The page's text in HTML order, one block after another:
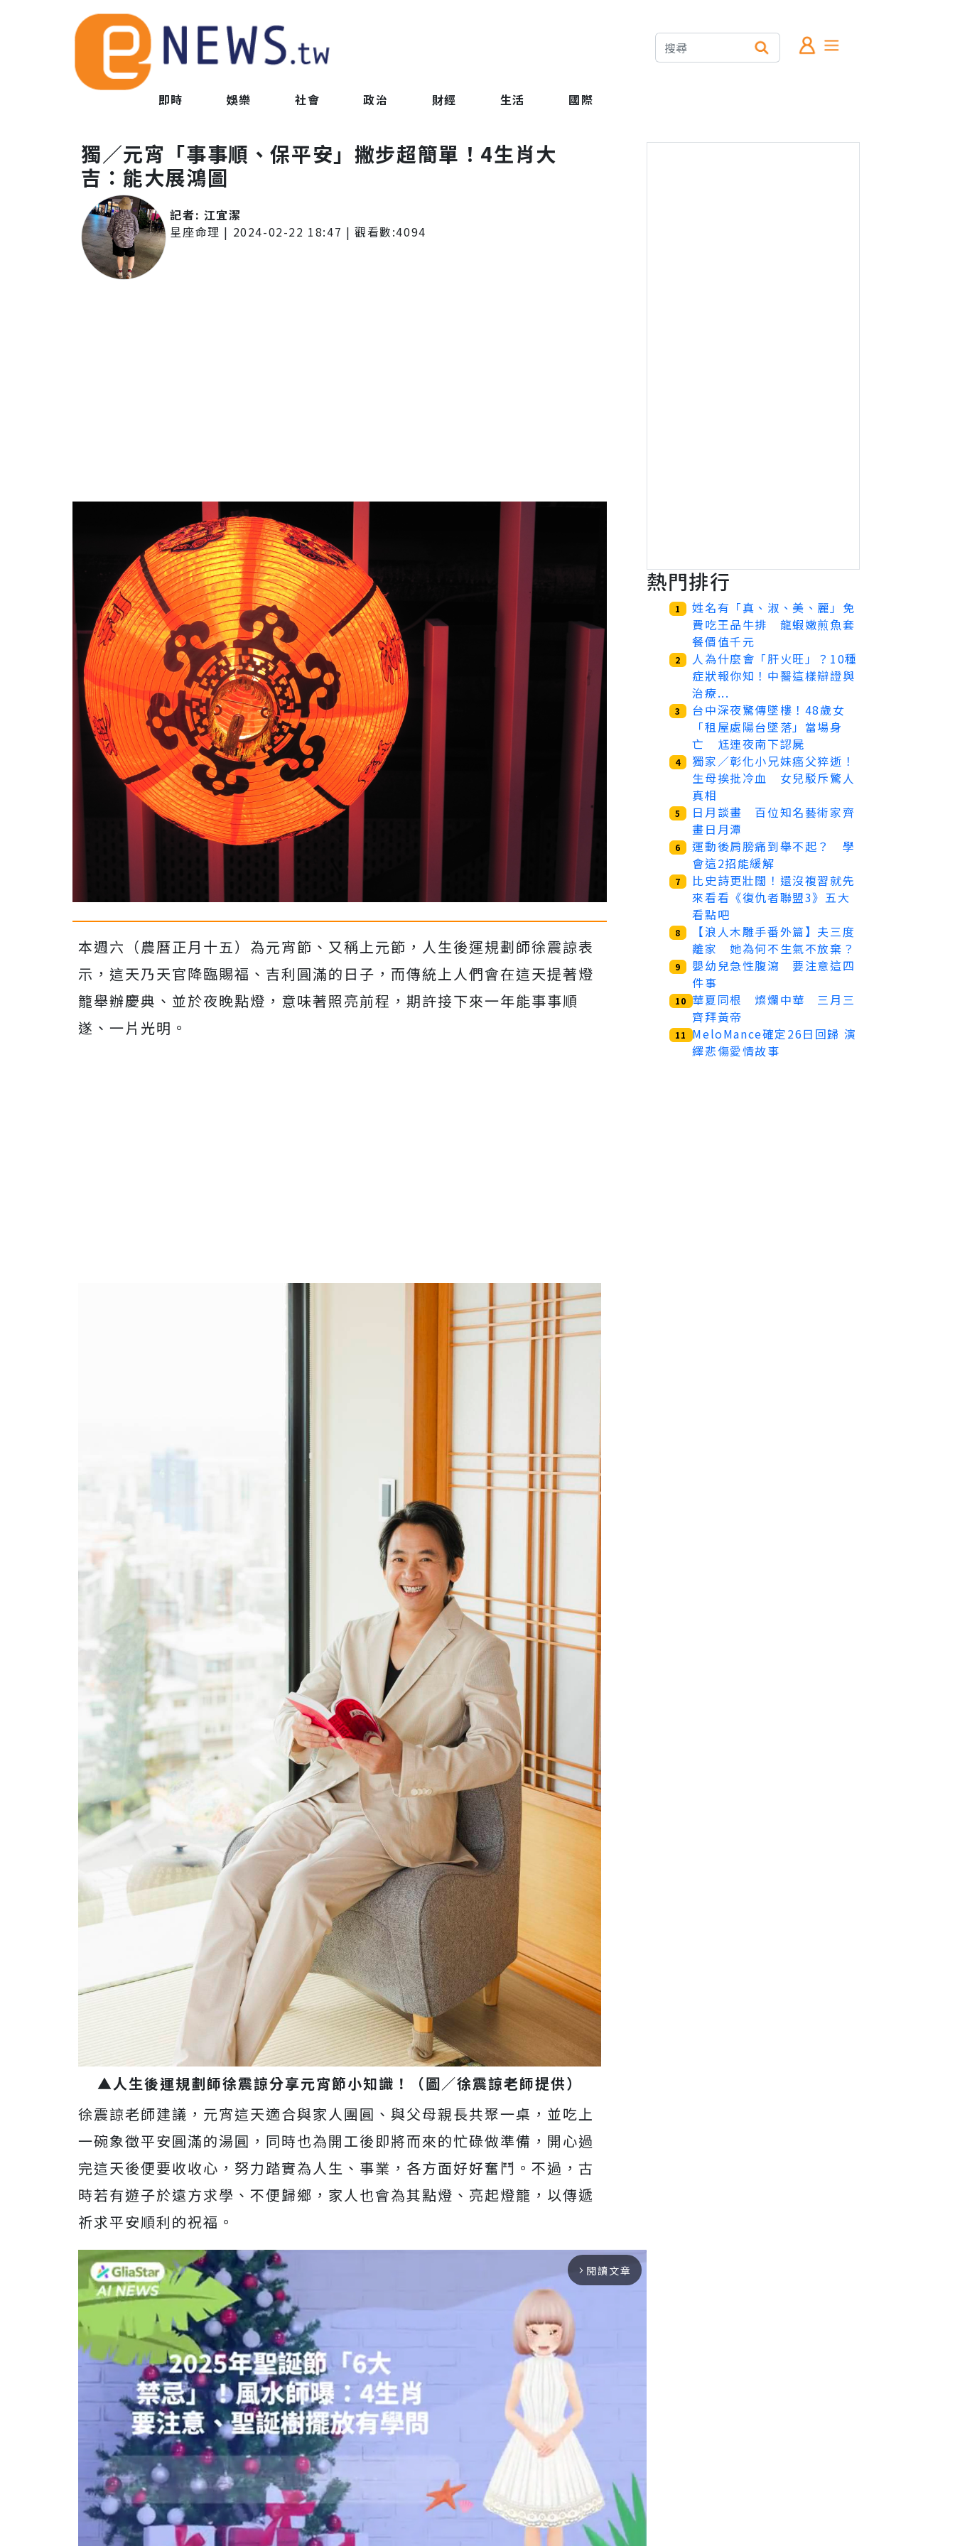
即時 娛樂 社會 政治 財經 生活 國際
獨／元宵「事事順、保平安」撇步超簡單！4生肖大
吉：能大展鴻圖
記者: 江宜潔
星座命理 | 2024-02-22 18:47 | 觀看數:4094
本週六（農曆正月十五）為元宵節、又稱上元節，人生後運規劃師徐震諒表
示，這天乃天官降臨賜福、吉利圓滿的日子，而傳統上人們會在這天提著燈
籠舉辦慶典、並於夜晚點燈，意味著照亮前程，期許接下來一年能事事順
遂、一片光明。
▲人生後運規劃師徐震諒分享元宵節小知識！（圖／徐震諒老師提供）
徐震諒老師建議，元宵這天適合與家人團圓、與父母親長共聚一桌，並吃上
一碗象徵平安圓滿的湯圓，同時也為開工後即將而來的忙碌做準備，開心過
完這天後便要收收心，努力踏實為人生、事業，各方面好好奮鬥。不過，古
時若有遊子於遠方求學、不便歸鄉，家人也會為其點燈、亮起燈籠，以傳遞
祈求平安順利的祝福。
arrow_forward_ios 閱讀文章
熱門排行
1
姓名有「真、淑、美、麗」免
費吃王品牛排 龍蝦嫩煎魚套
餐價值千元
2
人為什麼會「肝火旺」？10種
症狀報你知！中醫這樣辯證與
治療...
3
台中深夜驚傳墜樓！48歲女
「租屋處陽台墜落」當場身
亡 尪連夜南下認屍
4
獨家／彰化小兄妹癌父猝逝！
生母挨批冷血 女兒駁斥驚人
真相
5
日月談畫 百位知名藝術家齊
畫日月潭
6
運動後肩膀痛到舉不起？ 學
會這2招能緩解
7
比史詩更壯闊！還沒複習就先
來看看《復仇者聯盟3》五大
看點吧
8
【浪人木雕手番外篇】夫三度
離家 她為何不生氣不放棄？
9
嬰幼兒急性腹瀉 要注意這四
件事
10 華夏同根 燦爛中華 三月三
齊拜黃帝
11
MeloMance確定26日回歸 演
繹悲傷愛情故事